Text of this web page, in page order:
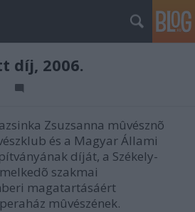
díj, 2006.
Zsuzsanna mûvésznõ
és a Magyar Állami
díját, a Székely-
szakmai
magatartásáért
mûvészének.